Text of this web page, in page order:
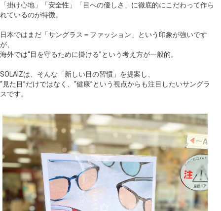
「掛け心地」「安全性」「目への優しさ」に徹底的にこだわって作ら
れているのが特徴。
日本ではまだ「サングラス＝ファッション」という印象が強いです
が、
海外では“目を守るために掛ける”という考え方が一般的。
SOLAIZは、そんな「新しい目の習慣」を提案し、
“見た目”だけではなく、“健康”という視点からも注目したいサングラ
スです。